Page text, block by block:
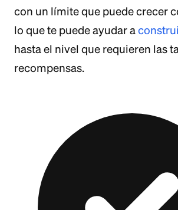
con un límite que puede crecer
lo que te puede ayudar a
hasta el nivel que requieren las
recompensas.